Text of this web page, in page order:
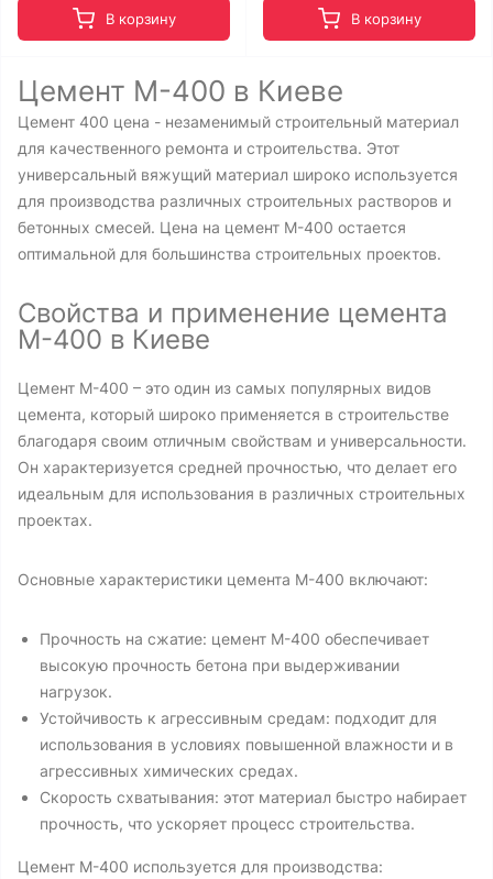
В корзину В корзину
Цемент М-400 в Киеве
Цемент 400 цена - незаменимый строительный материал
для качественного ремонта и строительства. Этот
универсальный вяжущий материал широко используется
для производства различных строительных растворов и
бетонных смесей. Цена на цемент М-400 остается
оптимальной для большинства строительных проектов.
Свойства и применение цемента
М-400 в Киеве
Цемент М-400 – это один из самых популярных видов
цемента, который широко применяется в строительстве
благодаря своим отличным свойствам и универсальности.
Он характеризуется средней прочностью, что делает его
идеальным для использования в различных строительных
проектах.
Основные характеристики цемента М-400 включают:
Прочность на сжатие: цемент М-400 обеспечивает
высокую прочность бетона при выдерживании
нагрузок.
Устойчивость к агрессивным средам: подходит для
использования в условиях повышенной влажности и в
агрессивных химических средах.
Скорость схватывания: этот материал быстро набирает
прочность, что ускоряет процесс строительства.
Цемент М-400 используется для производства: